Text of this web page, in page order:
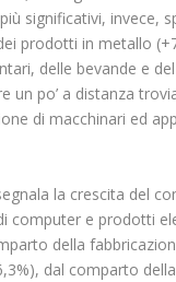
significativi, invece,
prodotti in metallo
delle bevande e
un po’ a distanza
di macchinari ed
la crescita del
computer e prodotti
della
dal comparto